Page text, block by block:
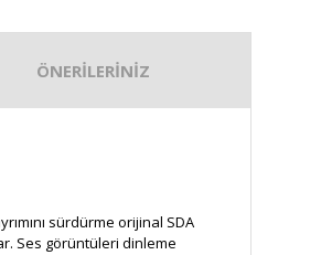
ÖNERİLERİNİZ
sürdürme orijinal SDA
Ses görüntüleri dinleme